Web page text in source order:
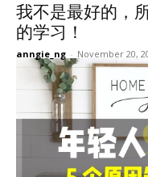
我不是最好的，
的学习！
anngie_ng - November 20,